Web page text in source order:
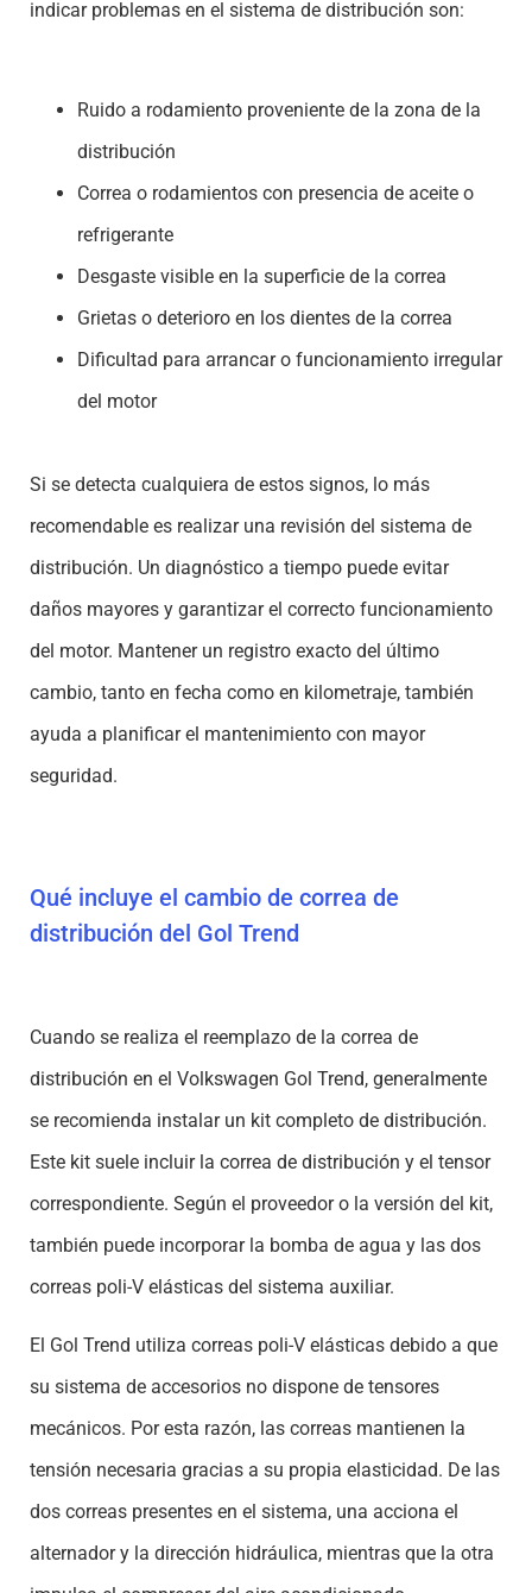
indicar problemas en el sistema de distribución son:
Ruido a rodamiento proveniente de la zona de la
distribución
Correa o rodamientos con presencia de aceite o
refrigerante
Desgaste visible en la superficie de la correa
Grietas o deterioro en los dientes de la correa
Dificultad para arrancar o funcionamiento irregular
del motor
Si se detecta cualquiera de estos signos, lo más
recomendable es realizar una revisión del sistema de
distribución. Un diagnóstico a tiempo puede evitar
daños mayores y garantizar el correcto funcionamiento
del motor. Mantener un registro exacto del último
cambio, tanto en fecha como en kilometraje, también
ayuda a planificar el mantenimiento con mayor
seguridad.
Qué incluye el cambio de correa de
distribución del Gol Trend
Cuando se realiza el reemplazo de la correa de
distribución en el Volkswagen Gol Trend, generalmente
se recomienda instalar un kit completo de distribución.
Este kit suele incluir la correa de distribución y el tensor
correspondiente. Según el proveedor o la versión del kit,
también puede incorporar la bomba de agua y las dos
correas poli-V elásticas del sistema auxiliar.
El Gol Trend utiliza correas poli-V elásticas debido a que
su sistema de accesorios no dispone de tensores
mecánicos. Por esta razón, las correas mantienen la
tensión necesaria gracias a su propia elasticidad. De las
dos correas presentes en el sistema, una acciona el
alternador y la dirección hidráulica, mientras que la otra